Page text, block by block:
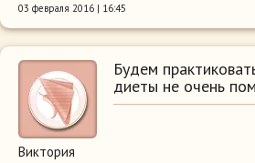
03 февраля 2016 | 16:45
Будем
диеты не очень
Виктория